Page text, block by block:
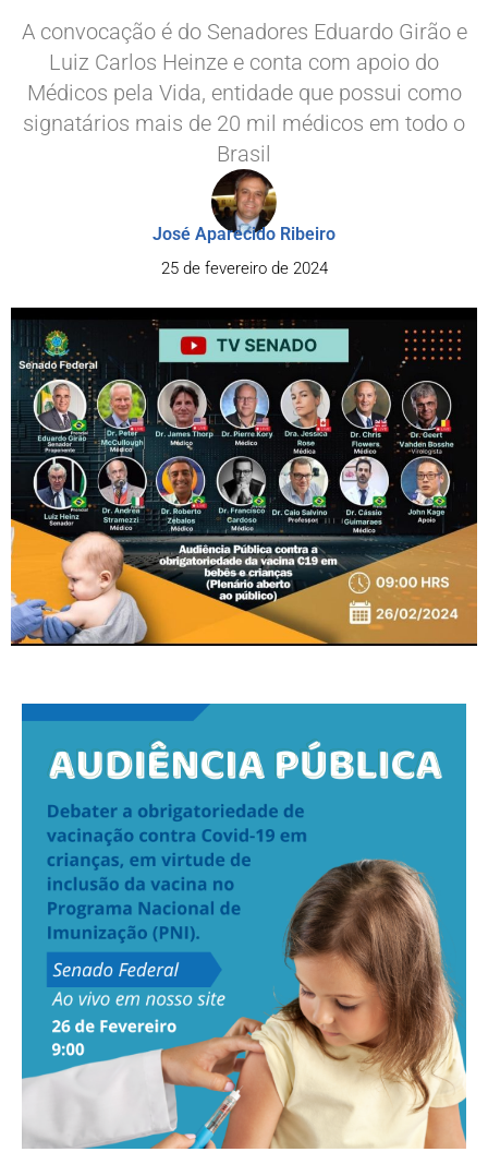
A convocação é do Senadores Eduardo Girão e
Luiz Carlos Heinze e conta com apoio do
Médicos pela Vida, entidade que possui como
signatários mais de 20 mil médicos em todo o
Brasil
José Aparecido Ribeiro
25 de fevereiro de 2024